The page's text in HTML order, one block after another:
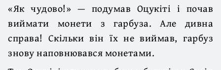
«Як чудово!» — подумав Оцукіті і почав
виймати монети з гарбуза. Але дивна
справа! Скільки він їх не виймав, гарбуз
знову наповнювався монетами.